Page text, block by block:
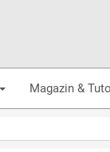
Magazin &